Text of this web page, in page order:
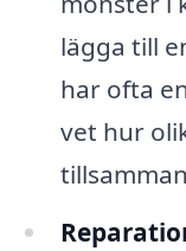
lägga till
har ofta
vet hur